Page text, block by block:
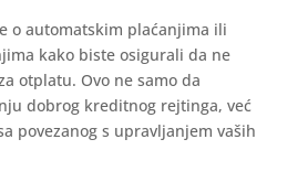
o automatskim plaćanjima ili
kako biste osigurali da ne
otplatu. Ovo ne samo da
dobrog kreditnog rejtinga, već
povezanog s upravljanjem vaših